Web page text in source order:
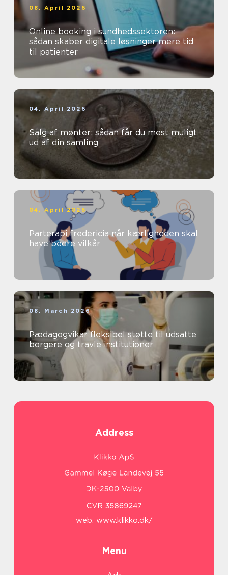
08. April 2026
Online booking i sundhedssektoren:
sådan skaber digitale løsninger mere tid
til patienter
04. April 2026
Salg af mønter: sådan får du mest muligt
ud af din samling
04. April 2026
Parterapi fredericia når kærligheden skal
have bedre vilkår
08. March 2026
Pædagogvikar fleksibel støtte til udsatte
borgere og travle institutioner
Address
web: www.klikko.dk/
Menu